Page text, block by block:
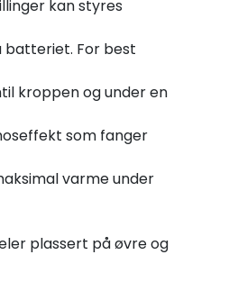
kan styres
For best
kroppen og under en
som fanger
varme under
plassert på øvre og